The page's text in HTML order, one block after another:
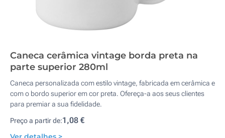
Caneca cerâmica vintage borda preta na
parte superior 280ml
Caneca personalizada com estilo vintage, fabricada em cerâmica e
com o bordo superior em cor preta. Ofereça-a aos seus clientes
para premiar a sua fidelidade.
Preço a partir de:1,08 €